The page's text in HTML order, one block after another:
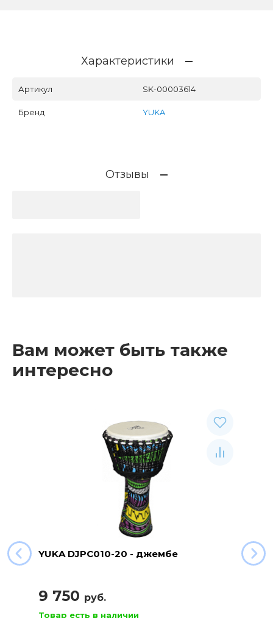
Характеристики
Артикул SK-00003614
Бренд YUKA
Отзывы
Вам может быть также
интересно
YUKA DJPC010-20 - джембе
9 750 руб.
Товар есть в наличии